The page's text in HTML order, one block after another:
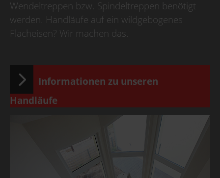
Wendeltreppen bzw. Spindeltreppen benötigt
werden. Handläufe auf ein wildgebogenes
Flacheisen? Wir machen das.
Informationen zu unseren
Handläufe